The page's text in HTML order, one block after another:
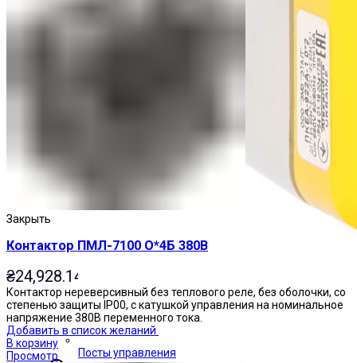
Посты управления
Закрыть
Контактор ПМЛ-7100 О*4Б 380В
₴24,928.14
Контактор нереверсивный без теплового реле, без оболочки, со
степенью защиты IP00, с катушкой управления на номинальное
напряжение 380В переменного тока.
Добавить в список желаний
В корзину
Просмотр